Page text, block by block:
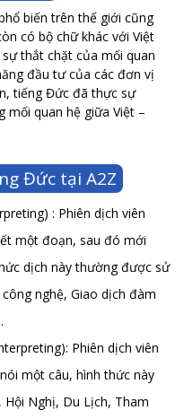
biến trên thế giới cũng
có bộ chữ khác với Việt
thắt chặt của mối quan
đầu tư của các đơn vị
tiếng Đức đã thực sự
quan hệ giữa Việt –
Đức tại A2Z
: Phiên dịch viên
một đoạn, sau đó mới
dịch này thường được sử
nghệ, Giao dịch đàm
Phiên dịch viên
một câu, hình thức này
Nghị, Du Lịch, Tham